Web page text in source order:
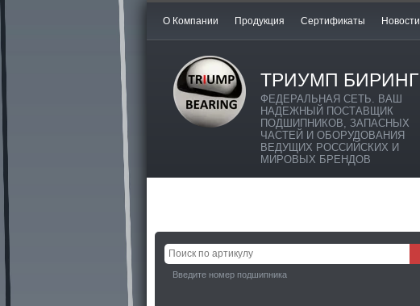
О Компании Продукция Сертификаты Новости
ТРИУМП БИРИНГ
ФЕДЕРАЛЬНАЯ СЕТЬ. ВАШ
НАДЕЖНЫЙ ПОСТАВЩИК
ПОДШИПНИКОВ, ЗАПАСНЫХ
ЧАСТЕЙ И ОБОРУДОВАНИЯ
ВЕДУЩИХ РОССИЙСКИХ И
МИРОВЫХ БРЕНДОВ
Введите номер подшипника